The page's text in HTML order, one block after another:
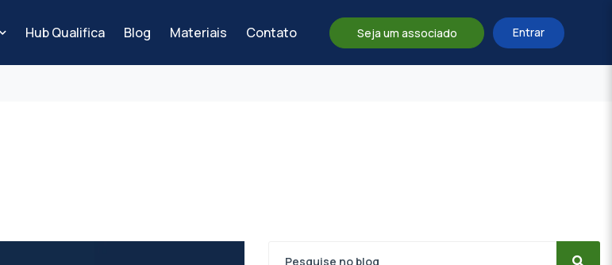
Hub Qualifica Blog Materiais Contato Seja um associado Entrar